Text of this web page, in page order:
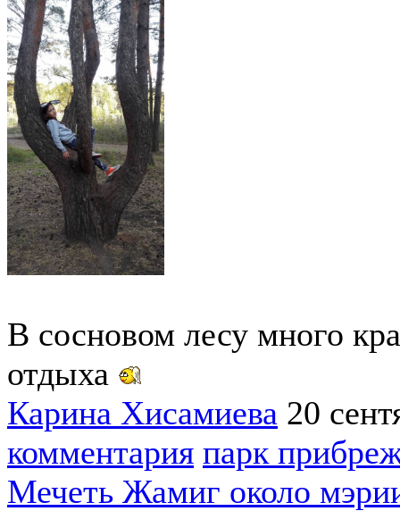
В сосновом лесу много
отдыха
Карина Хисамиева 20
комментария парк
Мечеть Жамиг около